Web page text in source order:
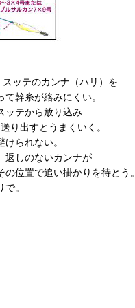
ッテのカンナ（ハリ）を
幹糸が絡みにくい。
ッテから放り込み
り出すとうまくいく。
られない。
返しのないカンナが
位置で追い掛かりを待とう。
。